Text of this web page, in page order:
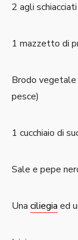
2 agli schiacciati
1 mazzetto di
Brodo vegetale
pesce)
1 cucchiaio di
Sale e pepe
Una ciliegia ed